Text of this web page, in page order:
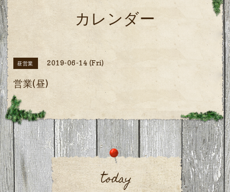
カレンダー
昼営業 2019-06-14 (Fri)
営業(昼)
today